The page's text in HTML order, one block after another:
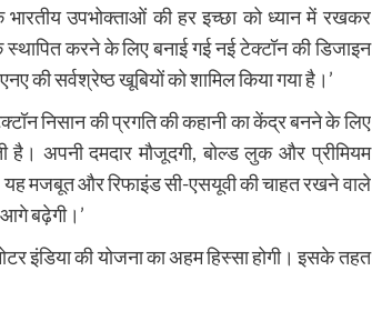
उपभोक्ताओं की हर इच्छा को ध्यान में रखकर
करने के लिए बनाई गई नई टेक्टॉन की डिजाइन
की सर्वश्रेष्ठ खूबियों को शामिल किया गया है।’
निसान की प्रगति की कहानी का केंद्र बनने के लिए
है। अपनी दमदार मौजूदगी, बोल्ड लुक और प्रीमियम
मजबूत और रिफाइंड सी-एसयूवी की चाहत रखने वाले
बढ़ेगी।’
इंडिया की योजना का अहम हिस्सा होगी। इसके तहत